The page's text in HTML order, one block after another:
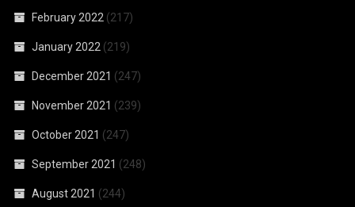
February 2022 (217)
January 2022 (219)
December 2021 (247)
November 2021 (239)
October 2021 (247)
September 2021 (248)
August 2021 (244)